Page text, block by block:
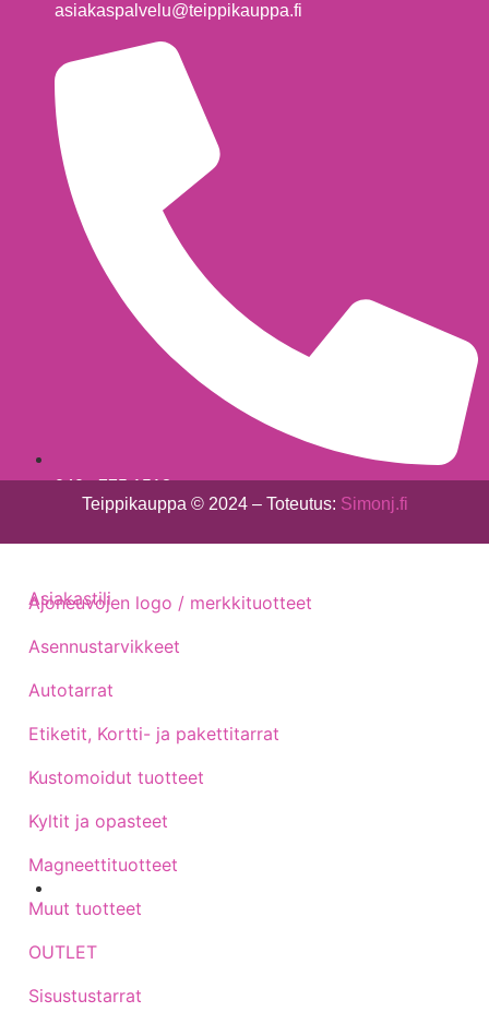
asiakaspalvelu@teippikauppa.fi
Sijainti kartalla
Teippikauppa © 2024 – Toteutus: Simonj.fi
Ajoneuvojen logo / merkkituotteet
Asennustarvikkeet
Autotarrat
Etiketit, Kortti- ja pakettitarrat
Kustomoidut tuotteet
Kyltit ja opasteet
Magneettituotteet
Muut tuotteet
OUTLET
Sisustustarrat
Asiakastili